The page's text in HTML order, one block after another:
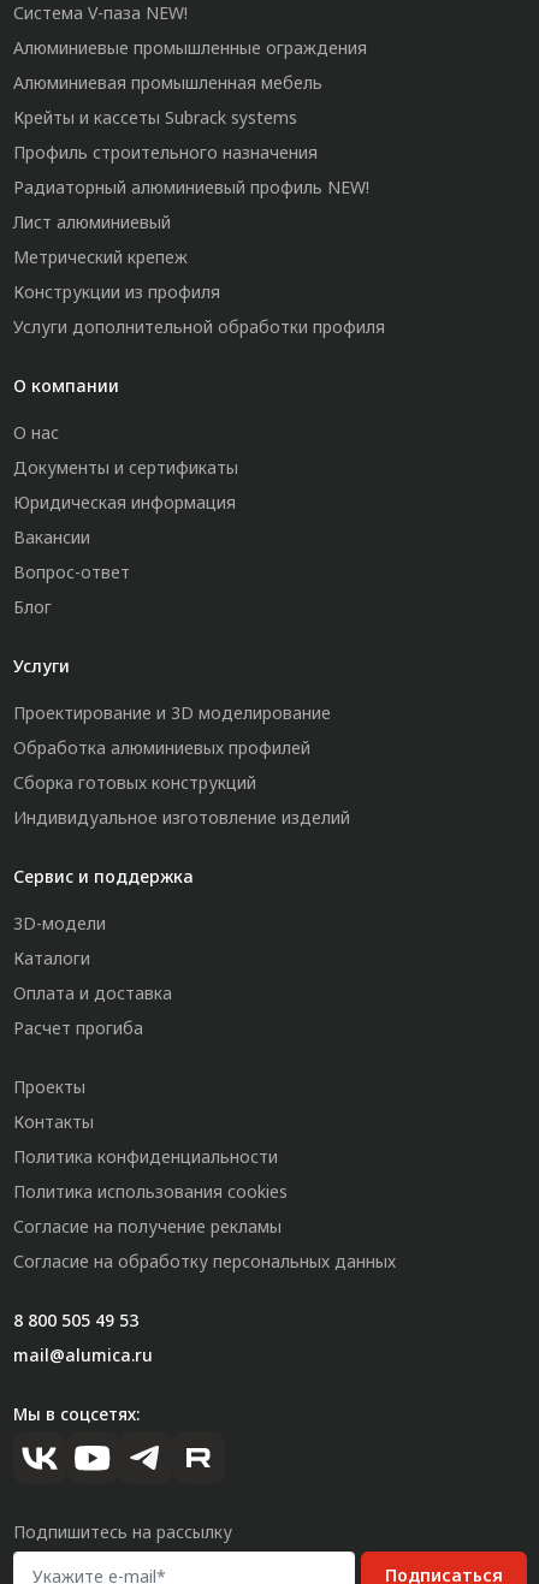
Система V-паза NEW!
Алюминиевые промышленные ограждения
Алюминиевая промышленная мебель
Крейты и кассеты Subrack systems
Профиль строительного назначения
Радиаторный алюминиевый профиль NEW!
Лист алюминиевый
Метрический крепеж
Конструкции из профиля
Услуги дополнительной обработки профиля
О компании
О нас
Документы и сертификаты
Юридическая информация
Вакансии
Вопрос-ответ
Блог
Услуги
Проектирование и 3D моделирование
Обработка алюминиевых профилей
Сборка готовых конструкций
Индивидуальное изготовление изделий
Сервис и поддержка
3D-модели
Каталоги
Оплата и доставка
Расчет прогиба
Проекты
Контакты
Политика конфиденциальности
Политика использования cookies
Согласие на получение рекламы
Согласие на обработку персональных данных
8 800 505 49 53
mail@alumica.ru
Мы в соцсетях:
Подпишитесь на рассылку
Подписаться